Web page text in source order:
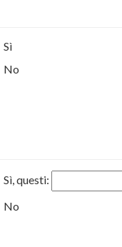
Sì
No
Sì, questi:
No